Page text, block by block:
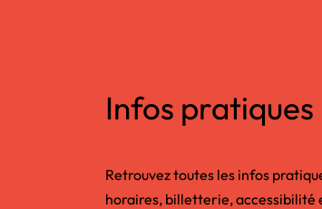
Infos pratiques
Retrouvez toutes les infos
horaires, billetterie, accessibilité